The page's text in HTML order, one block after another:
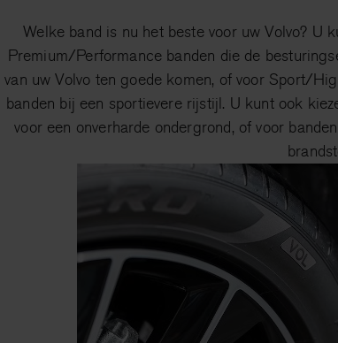
Welke band is nu het beste voor uw Volvo? U
Premium/Performance banden die de
van uw Volvo ten goede komen, of voor Sport/
banden bij een sportievere rijstijl. U kunt ook
voor een onverharde ondergrond, of voor